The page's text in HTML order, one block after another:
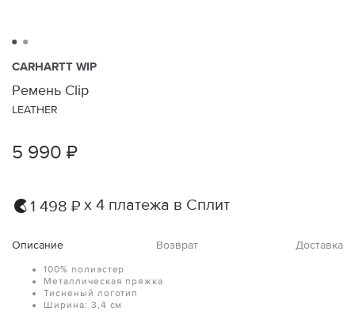
CARHARTT WIP
Ремень Clip
LEATHER
5 990 ₽
1 498 ₽ х 4 платежа в Сплит
Описание Возврат Доставка
100% полиэстер
Металлическая пряжка
Тисненый логотип
Ширина: 3,4 см